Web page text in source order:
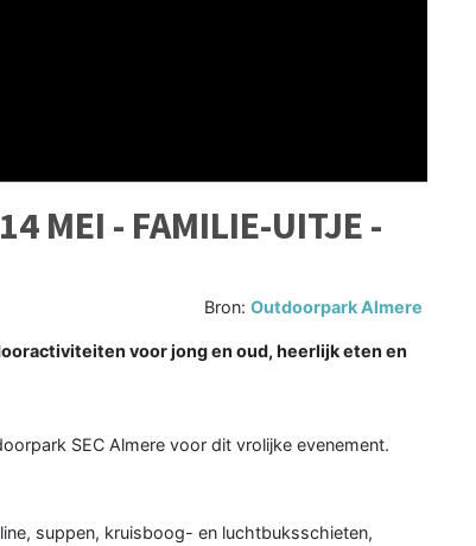
MEI - FAMILIE-UITJE -
Bron:Outdoorpark Almere
voor jong en oud, heerlijk eten en
SEC Almere voor dit vrolijke evenement.
suppen, kruisboog- en luchtbuksschieten,